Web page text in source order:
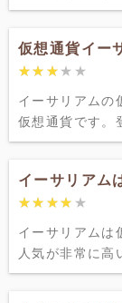
仮想通貨イー
★★★★★
★★★★★
イーサリアムの
仮想通貨です。
イーサリアム
★★★★★
★★★★★
イーサリアムは
人気が非常に高